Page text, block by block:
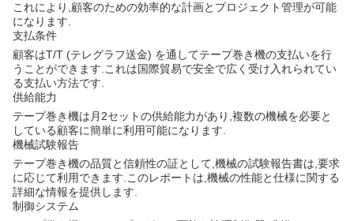
これにより,顧客のための効率的な計画とプロジェクト管理が可能
になります.
支払条件
顧客はT/T (テレグラフ送金) を通してテープ巻き機の支払いを行
うことができます.これは国際貿易で安全で広く受け入れられてい
る支払い方法です.
供給能力
テープ巻き機は月2セットの供給能力があり,複数の機械を必要と
している顧客に簡単に利用可能になります.
機械試験報告
テープ巻き機の品質と信頼性の証として,機械の試験報告書は,要求
に応じて利用できます.このレポートは,機械の性能と仕様に関する
詳細な情報を提供します.
制御システム